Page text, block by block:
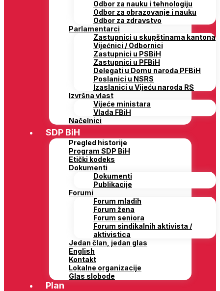
Odbor za nauku i tehnologiju
Odbor za obrazovanje i nauku
Odbor za zdravstvo
Parlamentarci
Zastupnici u skupštinama kantona
Vijećnici / Odbornici
Zastupnici u PSBiH
Zastupnici u PFBiH
Delegati u Domu naroda PFBiH
Poslanici u NSRS
Izaslanici u Vijeću naroda RS
Izvršna vlast
Vijeće ministara
Vlada FBiH
Načelnici
SDP BiH
Pregled historije
Program SDP BiH
Etički kodeks
Dokumenti
Dokumenti
Publikacije
Forumi
Forum mladih
Forum žena
Forum seniora
Forum sindikalnih aktivista /
aktivistica
Jedan član, jedan glas
English
Kontakt
Lokalne organizacije
Glas slobode
Plan